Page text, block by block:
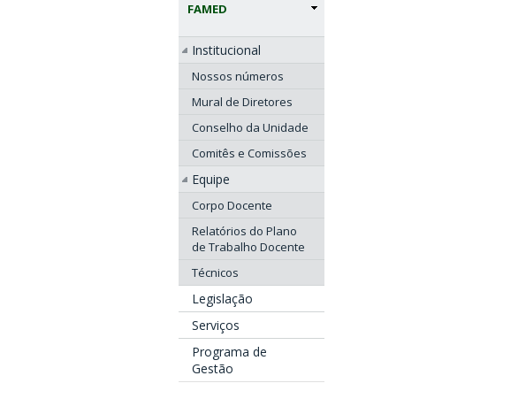
FAMED
Institucional
Nossos números
Mural de Diretores
Conselho da Unidade
Comitês e Comissões
Equipe
Corpo Docente
Relatórios do Plano
de Trabalho Docente
Técnicos
Legislação
Serviços
Programa de
Gestão